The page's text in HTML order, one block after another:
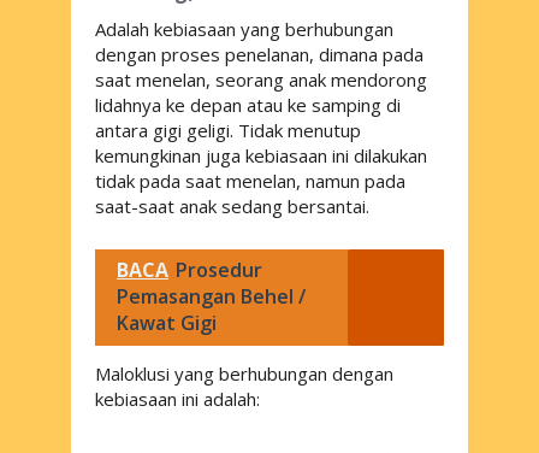
Adalah kebiasaan yang berhubungan
dengan proses penelanan, dimana pada
saat menelan, seorang anak mendorong
lidahnya ke depan atau ke samping di
antara gigi geligi. Tidak menutup
kemungkinan juga kebiasaan ini dilakukan
tidak pada saat menelan, namun pada
saat-saat anak sedang bersantai.
BACA Prosedur
Pemasangan Behel /
Kawat Gigi
Maloklusi yang berhubungan dengan
kebiasaan ini adalah: